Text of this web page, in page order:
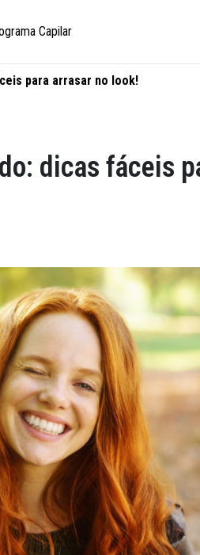
Capilar
para arrasar no look!
dicas fáceis